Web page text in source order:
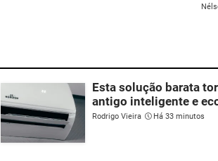
Esta solução barata
antigo inteligente e
Rodrigo Vieira Há 33 minutos